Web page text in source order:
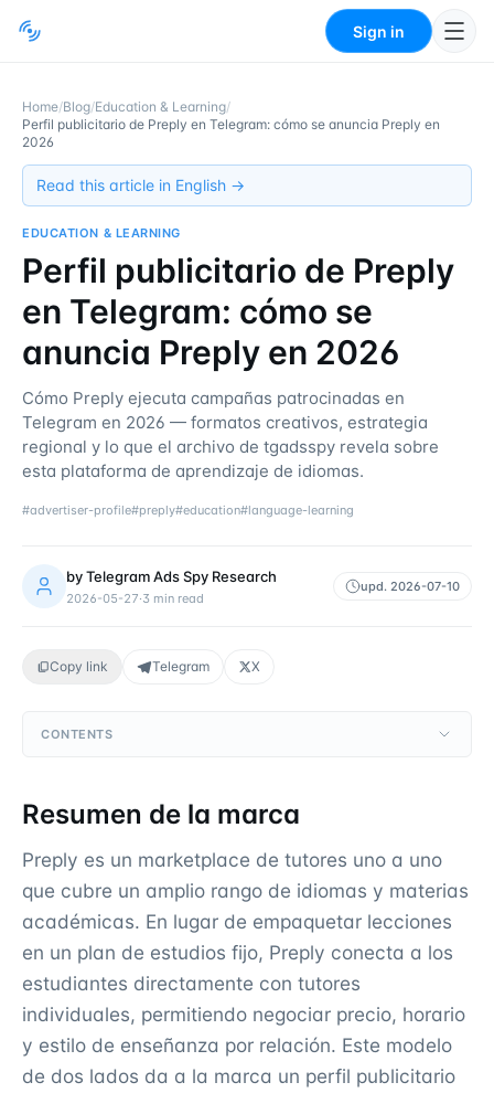
Sign in
Home/Blog/Education & Learning/
Perfil publicitario de Preply en Telegram: cómo se anuncia Preply en
2026
Read this article in English →
EDUCATION & LEARNING
Perfil publicitario de Preply
en Telegram: cómo se
anuncia Preply en 2026
Cómo Preply ejecuta campañas patrocinadas en
Telegram en 2026 — formatos creativos, estrategia
regional y lo que el archivo de tgadsspy revela sobre
esta plataforma de aprendizaje de idiomas.
#advertiser-profile#preply#education#language-learning
byTelegram Ads Spy Research
2026-05-27·3 min read
upd. 2026-07-10
Copy link Telegram X
CONTENTS
Resumen de la marca
Preply es un marketplace de tutores uno a uno
que cubre un amplio rango de idiomas y materias
académicas. En lugar de empaquetar lecciones
en un plan de estudios fijo, Preply conecta a los
estudiantes directamente con tutores
individuales, permitiendo negociar precio, horario
y estilo de enseñanza por relación. Este modelo
de dos lados da a la marca un perfil publicitario